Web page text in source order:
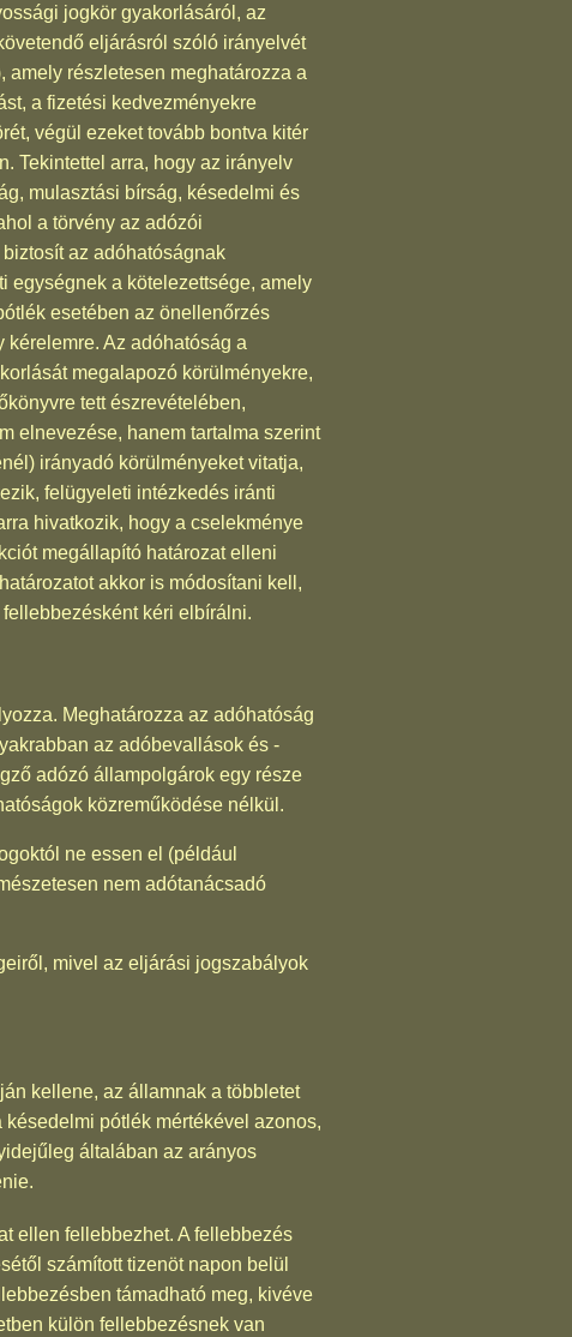
jogkör gyakorlásáról, az
eljárásról szóló irányelvét
amely részletesen meghatározza a
a fizetési kedvezményekre
végül ezeket tovább bontva kitér
Tekintettel arra, hogy az irányelv
mulasztási bírság, késedelmi és
a törvény az adózói
az adóhatóságnak
egységnek a kötelezettsége, amely
esetében az önellenőrzés
Az adóhatóság a
megalapozó körülményekre,
tett észrevételében,
elnevezése, hanem tartalma szerint
irányadó körülményeket vitatja,
felügyeleti intézkedés iránti
hivatkozik, hogy a cselekménye
megállapító határozat elleni
akkor is módosítani kell,
kéri elbírálni.
Meghatározza az adóhatóság
az adóbevallások és -
adózó állampolgárok egy része
közreműködése nélkül.
ne essen el (például
nem adótanácsadó
mivel az eljárási jogszabályok
kellene, az államnak a többletet
pótlék mértékével azonos,
általában az arányos
ellen fellebbezhet. A fellebbezés
számított tizenöt napon belül
támadható meg, kivéve
külön fellebbezésnek van